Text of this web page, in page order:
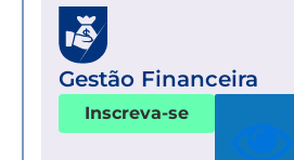
Gestão Financeira
Inscreva-se